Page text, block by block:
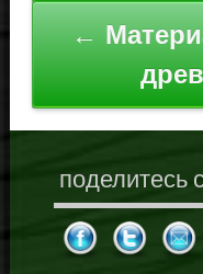
←
поделитесь